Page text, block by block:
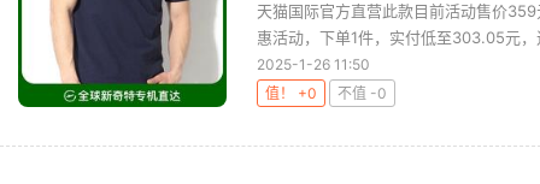
天猫国际官方直营此款目前活动售价
惠活动，下单1件，实付低至303.05元
2025-1-26 11:50
值！ +0
不值 -0